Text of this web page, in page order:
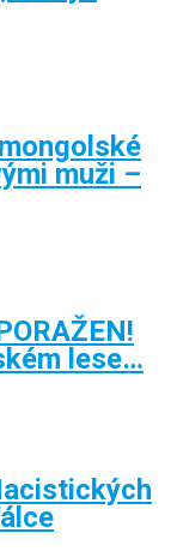
muži –
lese…